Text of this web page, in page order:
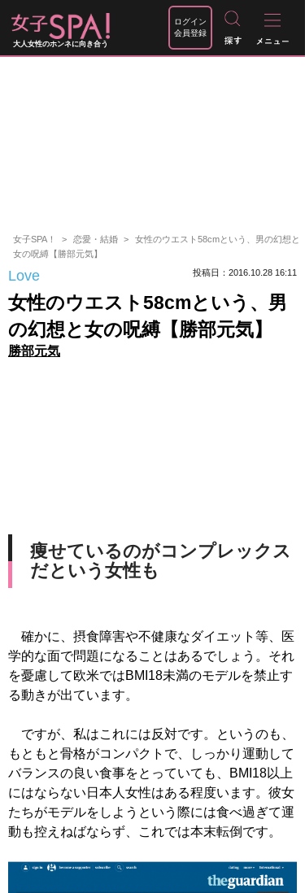
大人女性のホンネに向き合う
ログイン
会員登録
女子SPA！ 恋愛・結婚
女性のウエスト58cmという、男の幻想と
女の呪縛【勝部元気】
Love 投稿日：2016.10.28 16:11
女性のウエスト58cmという、男
の幻想と女の呪縛【勝部元気】
勝部元気
痩せているのがコンプレックス
だという女性も
確かに、摂食障害や不健康なダイエット等、医
学的な面で問題になることはあるでしょう。それ
を憂慮して欧米ではBMI18未満のモデルを禁止す
る動きが出ています。
ですが、私はこれには反対です。というのも、
もともと骨格がコンパクトで、しっかり運動して
バランスの良い食事をとっていても、BMI18以上
にはならない日本人女性はある程度います。彼女
たちがモデルをしようという際には食べ過ぎて運
動も控えねばならず、これでは本末転倒です。